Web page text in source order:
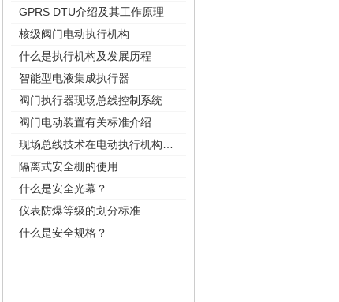
GPRS DTU介绍及其工作原理
核级阀门电动执行机构
什么是执行机构及发展历程
智能型电液集成执行器
阀门执行器现场总线控制系统
阀门电动装置有关标准介绍
隔离式安全栅的使用
什么是安全光幕？
仪表防爆等级的划分标准
什么是安全规格？